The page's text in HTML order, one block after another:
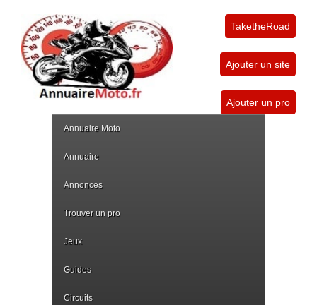
TaketheRoad
Ajouter un site
Ajouter un pro
Annuaire Moto
Annuaire
Annonces
Trouver un pro
Jeux
Guides
Circuits